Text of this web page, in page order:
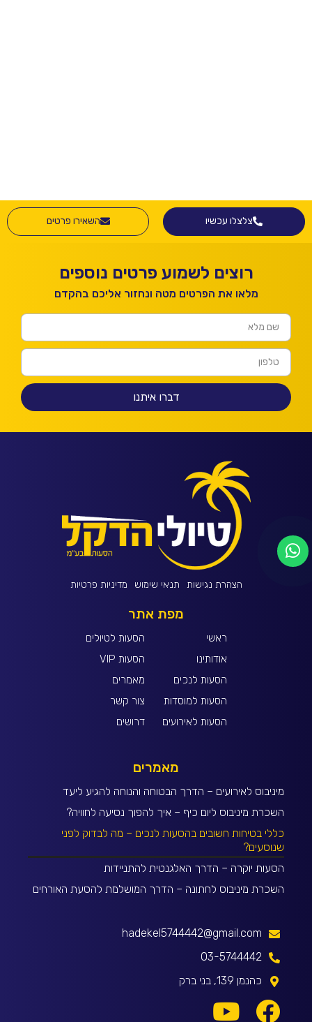
צלצלו עכשיו השאירו פרטים
רוצים לשמוע פרטים נוספים
מלאו את הפרטים מטה ונחזור אליכם בהקדם
דברו איתנו
הצהרת נגישות תנאי שימוש מדיניות פרטיות
מפת אתר
ראשי
אודותינו
הסעות לנכים
הסעות למוסדות
הסעות לאירועים
הסעות לטיולים
הסעות VIP
מאמרים
צור קשר
דרושים
מאמרים
מיניבוס לאירועים – הדרך הבטוחה והנוחה להגיע ליעד
השכרת מיניבוס ליום כיף – איך להפוך נסיעה לחוויה?
כללי בטיחות חשובים בהסעות לנכים – מה לבדוק לפני
שנוסעים?
הסעות יוקרה – הדרך האלגנטית להתניידות
השכרת מיניבוס לחתונה – הדרך המושלמת להסעת האורחים
hadekel5744442@gmail.com
03-5744442
כהנמן 139, בני ברק